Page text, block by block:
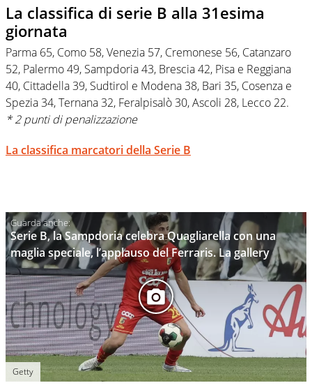
La classifica di serie B alla 31esima
giornata
Parma 65, Como 58, Venezia 57, Cremonese 56, Catanzaro
52, Palermo 49, Sampdoria 43, Brescia 42, Pisa e Reggiana
40, Cittadella 39, Sudtirol e Modena 38, Bari 35, Cosenza e
Spezia 34, Ternana 32, Feralpisalò 30, Ascoli 28, Lecco 22.
* 2 punti di penalizzazione
La classifica marcatori della Serie B
Serie B, la Sampdoria celebra Quagliarella con una
maglia speciale, l’applauso del Ferraris. La gallery
Getty